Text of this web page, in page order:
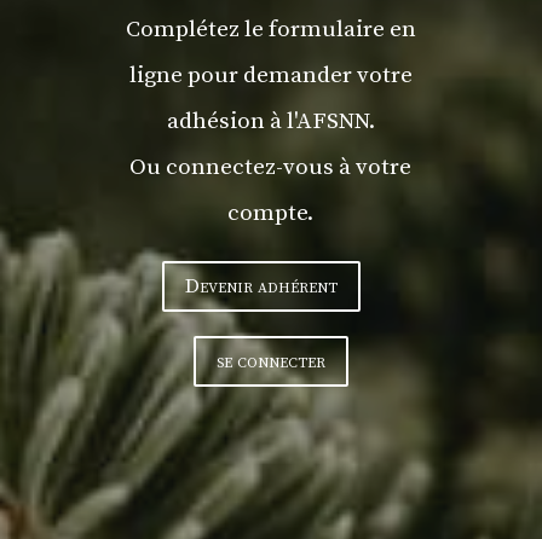
Complétez le formulaire en
ligne pour demander votre
adhésion à l'AFSNN.
Ou connectez-vous à votre
compte.
Devenir adhérent
se connecter